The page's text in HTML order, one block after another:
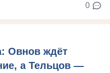
0
Овнов ждёт
а Тельцов —